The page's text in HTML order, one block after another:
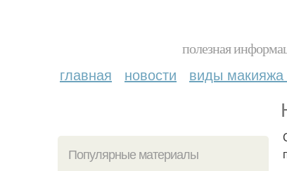
полезная
главная новости виды макияжа
Популярные материалы